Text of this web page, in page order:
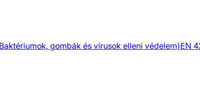
gombák és vírusok elleni védelem)EN